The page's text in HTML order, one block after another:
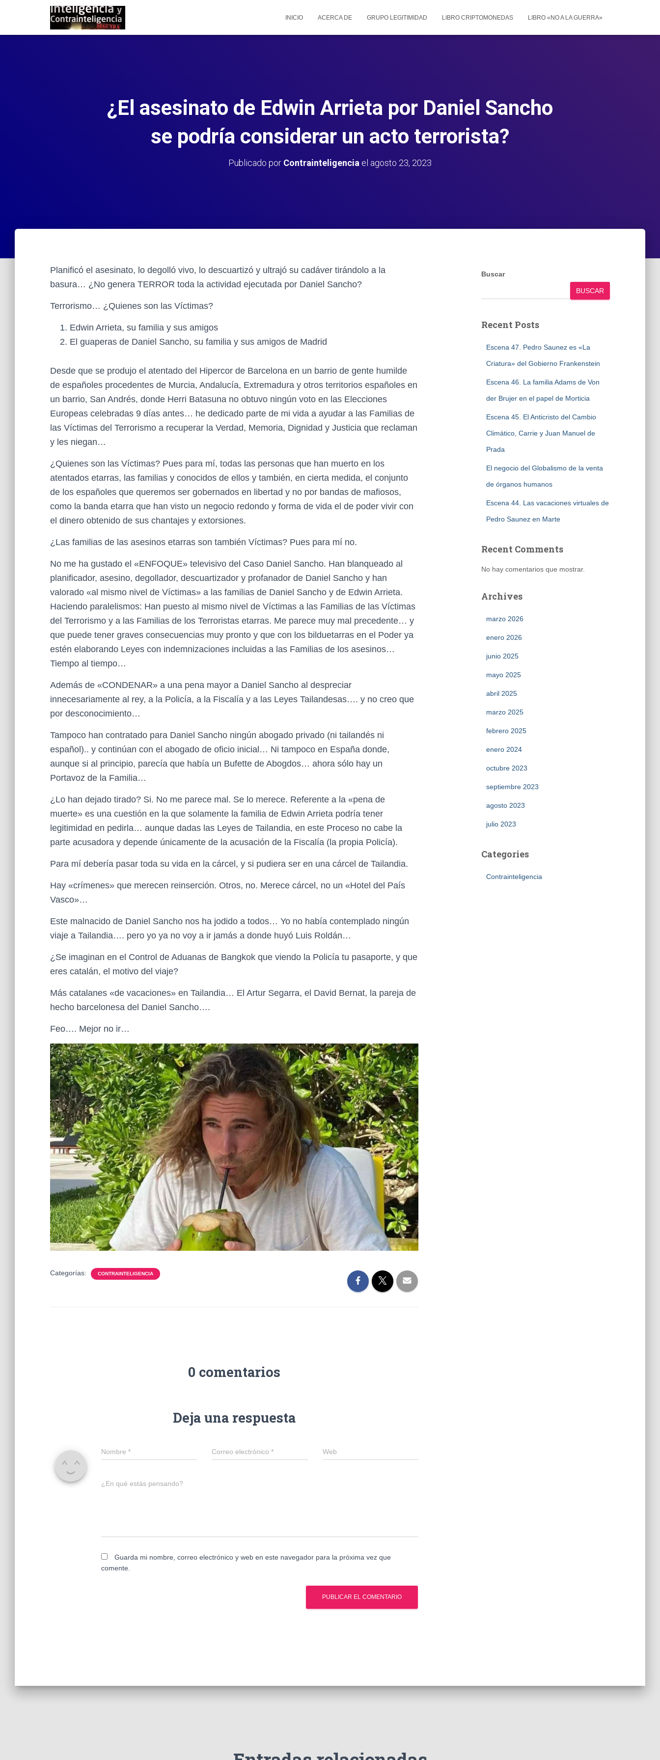
INICIO ACERCA DE GRUPO LEGITIMIDAD LIBRO CRIPTOMONEDAS LIBRO «NO A LA GUERRA»
¿El asesinato de Edwin Arrieta por Daniel Sancho
se podría considerar un acto terrorista?
Publicado por Contrainteligencia el agosto 23, 2023
Planificó el asesinato, lo degolló vivo, lo descuartizó y ultrajó su cadáver tirándolo a la
basura… ¿No genera TERROR toda la actividad ejecutada por Daniel Sancho?
Terrorismo… ¿Quienes son las Víctimas?
Edwin Arrieta, su familia y sus amigos
El guaperas de Daniel Sancho, su familia y sus amigos de Madrid
Desde que se produjo el atentado del Hipercor de Barcelona en un barrio de gente humilde
de españoles procedentes de Murcia, Andalucía, Extremadura y otros territorios españoles en
un barrio, San Andrés, donde Herri Batasuna no obtuvo ningún voto en las Elecciones
Europeas celebradas 9 días antes… he dedicado parte de mi vida a ayudar a las Familias de
las Víctimas del Terrorismo a recuperar la Verdad, Memoria, Dignidad y Justicia que reclaman
y les niegan…
¿Quienes son las Víctimas? Pues para mí, todas las personas que han muerto en los
atentados etarras, las familias y conocidos de ellos y también, en cierta medida, el conjunto
de los españoles que queremos ser gobernados en libertad y no por bandas de mafiosos,
como la banda etarra que han visto un negocio redondo y forma de vida el de poder vivir con
el dinero obtenido de sus chantajes y extorsiones.
¿Las familias de las asesinos etarras son también Víctimas? Pues para mí no.
No me ha gustado el «ENFOQUE» televisivo del Caso Daniel Sancho. Han blanqueado al
planificador, asesino, degollador, descuartizador y profanador de Daniel Sancho y han
valorado «al mismo nivel de Víctimas» a las familias de Daniel Sancho y de Edwin Arrieta.
Haciendo paralelismos: Han puesto al mismo nivel de Víctimas a las Familias de las Víctimas
del Terrorismo y a las Familias de los Terroristas etarras. Me parece muy mal precedente… y
que puede tener graves consecuencias muy pronto y que con los bilduetarras en el Poder ya
estén elaborando Leyes con indemnizaciones incluidas a las Familias de los asesinos…
Tiempo al tiempo…
Además de «CONDENAR» a una pena mayor a Daniel Sancho al despreciar
innecesariamente al rey, a la Policía, a la Fiscalía y a las Leyes Tailandesas…. y no creo que
por desconocimiento…
Tampoco han contratado para Daniel Sancho ningún abogado privado (ni tailandés ni
español).. y continúan con el abogado de oficio inicial… Ni tampoco en España donde,
aunque si al principio, parecía que había un Bufette de Abogdos… ahora sólo hay un
Portavoz de la Familia…
¿Lo han dejado tirado? Si. No me parece mal. Se lo merece. Referente a la «pena de
muerte» es una cuestión en la que solamente la familia de Edwin Arrieta podría tener
legitimidad en pedirla… aunque dadas las Leyes de Tailandia, en este Proceso no cabe la
parte acusadora y depende únicamente de la acusación de la Fiscalía (la propia Policía).
Para mí debería pasar toda su vida en la cárcel, y si pudiera ser en una cárcel de Tailandia.
Hay «crímenes» que merecen reinserción. Otros, no. Merece cárcel, no un «Hotel del País
Vasco»…
Este malnacido de Daniel Sancho nos ha jodido a todos… Yo no había contemplado ningún
viaje a Tailandia…. pero yo ya no voy a ir jamás a donde huyó Luis Roldán…
¿Se imaginan en el Control de Aduanas de Bangkok que viendo la Policía tu pasaporte, y que
eres catalán, el motivo del viaje?
Más catalanes «de vacaciones» en Tailandia… El Artur Segarra, el David Bernat, la pareja de
hecho barcelonesa del Daniel Sancho….
Feo…. Mejor no ir…
Categorías: CONTRAINTELIGENCIA
0 comentarios
Deja una respuesta
Nombre * Correo electrónico* Web
¿En qué estás pensando?
Guarda mi nombre, correo electrónico y web en este navegador para la próxima vez que
comente.
Buscar
BUSCAR
Recent Posts
Escena 47. Pedro Saunez es «La
Criatura» del Gobierno Frankenstein
Escena 46. La familia Adams de Von
der Brujer en el papel de Morticia
Escena 45. El Anticristo del Cambio
Climático, Carrie y Juan Manuel de
Prada
El negocio del Globalismo de la venta
de órganos humanos
Escena 44. Las vacaciones virtuales de
Pedro Saunez en Marte
Recent Comments
No hay comentarios que mostrar.
Archives
marzo 2026
enero 2026
junio 2025
mayo 2025
abril 2025
marzo 2025
febrero 2025
enero 2024
octubre 2023
septiembre 2023
agosto 2023
julio 2023
Categories
Contrainteligencia